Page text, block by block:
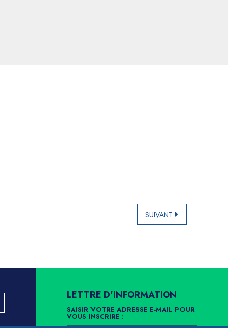
SUIVANT
LETTRE D'INFORMATION
SAISIR VOTRE ADRESSE E-MAIL POUR
VOUS INSCRIRE :